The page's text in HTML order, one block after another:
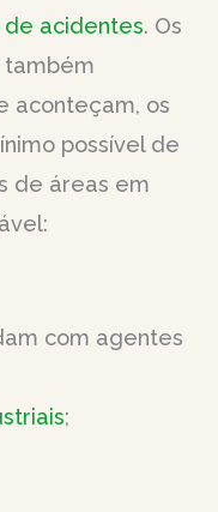
acidentes. Os
também
aconteçam, os
possível de
de áreas em
com agentes
;